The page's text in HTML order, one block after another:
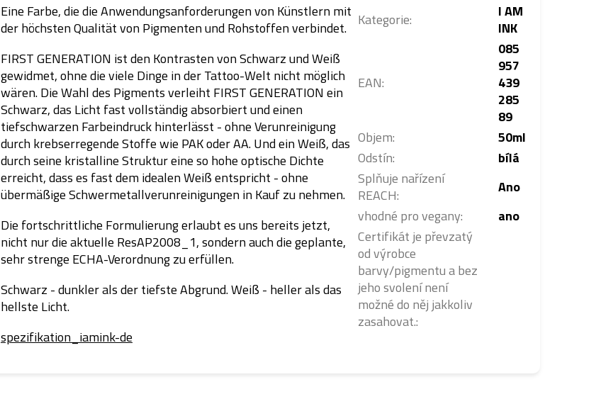
Eine Farbe, die die Anwendungsanforderungen von Künstlern mit
der höchsten Qualität von Pigmenten und Rohstoffen verbindet.
FIRST GENERATION ist den Kontrasten von Schwarz und Weiß
gewidmet, ohne die viele Dinge in der Tattoo-Welt nicht möglich
wären. Die Wahl des Pigments verleiht FIRST GENERATION ein
Schwarz, das Licht fast vollständig absorbiert und einen
tiefschwarzen Farbeindruck hinterlässt - ohne Verunreinigung
durch krebserregende Stoffe wie PAK oder AA. Und ein Weiß, das
durch seine kristalline Struktur eine so hohe optische Dichte
erreicht, dass es fast dem idealen Weiß entspricht - ohne
übermäßige Schwermetallverunreinigungen in Kauf zu nehmen.
Die fortschrittliche Formulierung erlaubt es uns bereits jetzt,
nicht nur die aktuelle ResAP2008_1, sondern auch die geplante,
sehr strenge ECHA-Verordnung zu erfüllen.
Schwarz - dunkler als der tiefste Abgrund. Weiß - heller als das
hellste Licht.
spezifikation_iamink-de
Kategorie:
I AM
INK
EAN:
085
957
439
285
89
Objem:
50ml
Odstín:
bílá
Splňuje nařízení
REACH:
Ano
vhodné pro vegany:
ano
Certifikát je převzatý
od výrobce
barvy/pigmentu a bez
jeho svolení není
možné do něj jakkoliv
zasahovat.: